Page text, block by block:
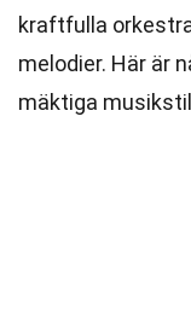
kraftfulla
melodier. Här är
mäktiga